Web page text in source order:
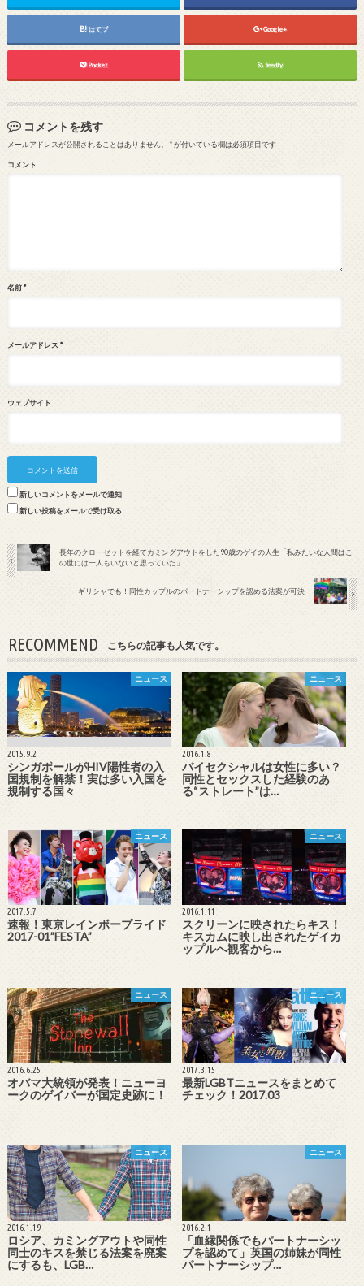
はてブ Google+
Pocket feedly
コメントを残す
メールアドレスが公開されることはありません。 *が付いている欄は必須項目です
コメント
名前 *
メールアドレス *
ウェブサイト
新しいコメントをメールで通知
新しい投稿をメールで受け取る
長年のクローゼットを経てカミングアウトをした90歳のゲイの人生「私みたいな人間はこ
の世には一人もいないと思っていた」
ギリシャでも！同性カップルのパートナーシップを認める法案が可決
RECOMMEND こちらの記事も人気です。
ニュース
2015.9.2
シンガポールがHIV陽性者の入
国規制を解禁！実は多い入国を
規制する国々
ニュース
2016.1.8
バイセクシャルは女性に多い？
同性とセックスした経験のあ
る“ストレート”は…
ニュース
2017.5.7
速報！東京レインボープライド
2017-01”FESTA”
ニュース
2016.1.11
スクリーンに映されたらキス！
キスカムに映し出されたゲイカ
ップルへ観客から…
ニュース
2016.6.25
オバマ大統領が発表！ニューヨ
ークのゲイバーが国定史跡に！
ニュース
2017.3.15
最新LGBTニュースをまとめて
チェック！2017.03
ニュース
2016.1.19
ロシア、カミングアウトや同性
同士のキスを禁じる法案を廃案
にするも、LGB…
ニュース
2016.2.1
「血縁関係でもパートナーシッ
プを認めて」英国の姉妹が同性
パートナーシップ…